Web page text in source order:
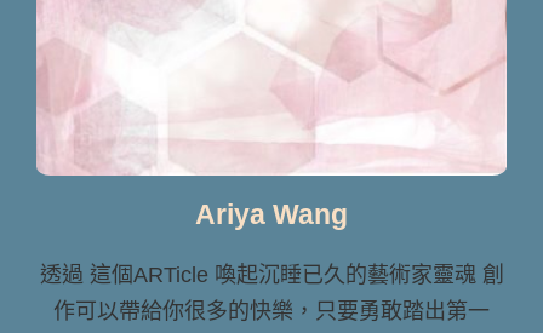
Ariya Wang
透過 這個ARTicle 喚起沉睡已久的藝術家靈魂 創
作可以帶給你很多的快樂，只要勇敢踏出第一